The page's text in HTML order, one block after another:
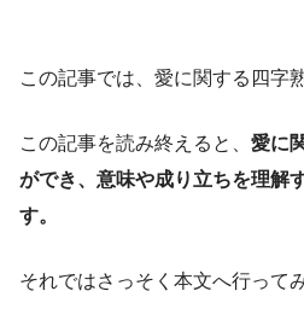
この記事では、愛に関する四字
この記事を読み終えると、 愛に
ができ、意味や成り立ちを理解
す。
それではさっそく本文へ行って